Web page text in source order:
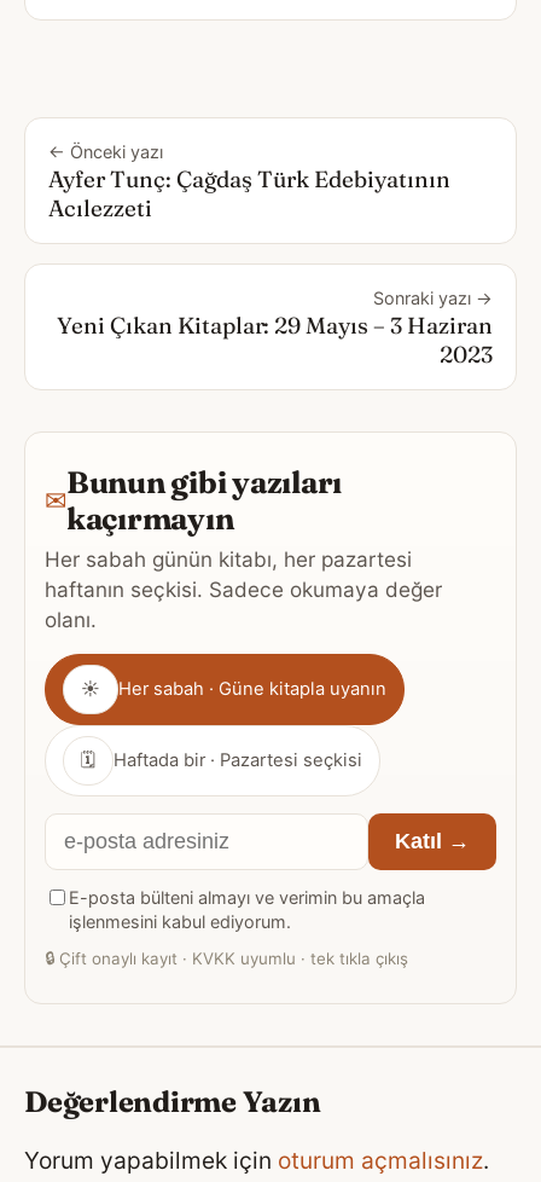
← Önceki yazı
Ayfer Tunç: Çağdaş Türk Edebiyatının
Acılezzeti
Sonraki yazı →
Yeni Çıkan Kitaplar: 29 Mayıs – 3 Haziran
2023
✉Bunun gibi yazıları
kaçırmayın
Her sabah günün kitabı, her pazartesi
haftanın seçkisi. Sadece okumaya değer
olanı.
Gönderim
sıklığı
☀ Her sabah · Güne kitapla uyanın
🗓 Haftada bir · Pazartesi seçkisi
E-
posta
adresiniz
Katıl →
E-posta bülteni almayı ve verimin bu amaçla
işlenmesini kabul ediyorum.
🔒 Çift onaylı kayıt · KVKK uyumlu · tek tıkla çıkış
Değerlendirme Yazın
Yorum yapabilmek için oturum açmalısınız.